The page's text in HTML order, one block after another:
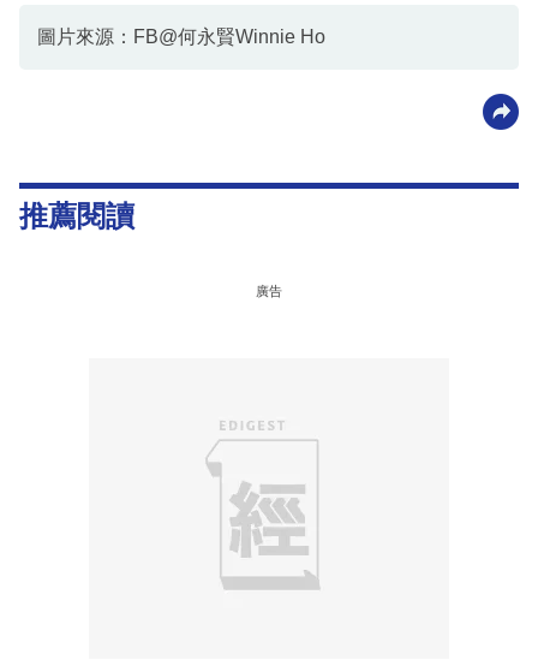
圖片來源：FB@何永賢Winnie Ho
推薦閱讀
廣告